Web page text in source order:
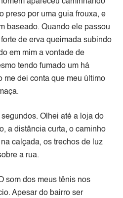
preso por uma guia frouxa, e
baseado. Quando ele passou
de erva queimada subindo
em mim a vontade de
tendo fumado um há
me dei conta que meu último
Olhei até a loja do
a distância curta, o caminho
calçada, os trechos de luz
a rua.
som dos meus tênis nos
Apesar do bairro ser